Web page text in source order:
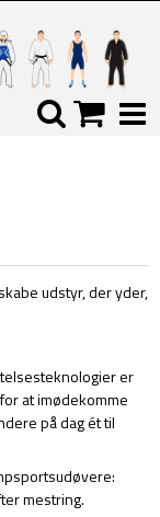
udstyr, der yder,
er
at imødekomme
på dag ét til
mestring.